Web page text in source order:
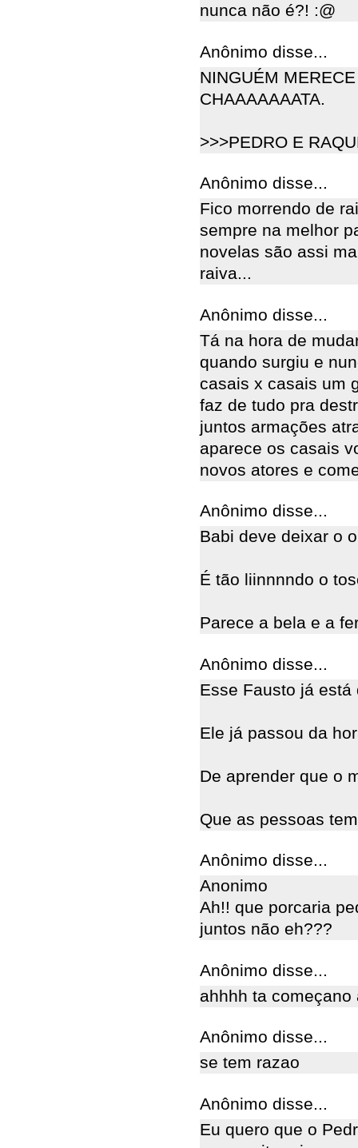
nunca não é?! :@
Anônimo disse...
NINGUÉM
CHAAAAAAATA.
>>>PEDRO E
Anônimo disse...
Fico morrendo de
sempre na melhor
novelas são assi
raiva...
Anônimo disse...
Tá na hora de
quando surgiu e
casais x casais um
faz de tudo pra
juntos armações
aparece os casais
novos atores e
Anônimo disse...
Babi deve deixar o
É tão liinnnndo o
Parece a bela e a
Anônimo disse...
Esse Fausto já
Ele já passou da
De aprender que o
Que as pessoas
Anônimo disse...
Anonimo
Ah!! que porcaria
juntos não eh???
Anônimo disse...
ahhhh ta
Anônimo disse...
se tem razao
Anônimo disse...
Eu quero que o